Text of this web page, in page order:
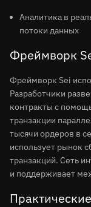
Аналитика в
потоки данных
Фреймворк
Фреймворк Sei
Разработчики
контракты с
транзакции
тысячи ордеров в
использует рынок
транзакций. Сеть
и поддерживает